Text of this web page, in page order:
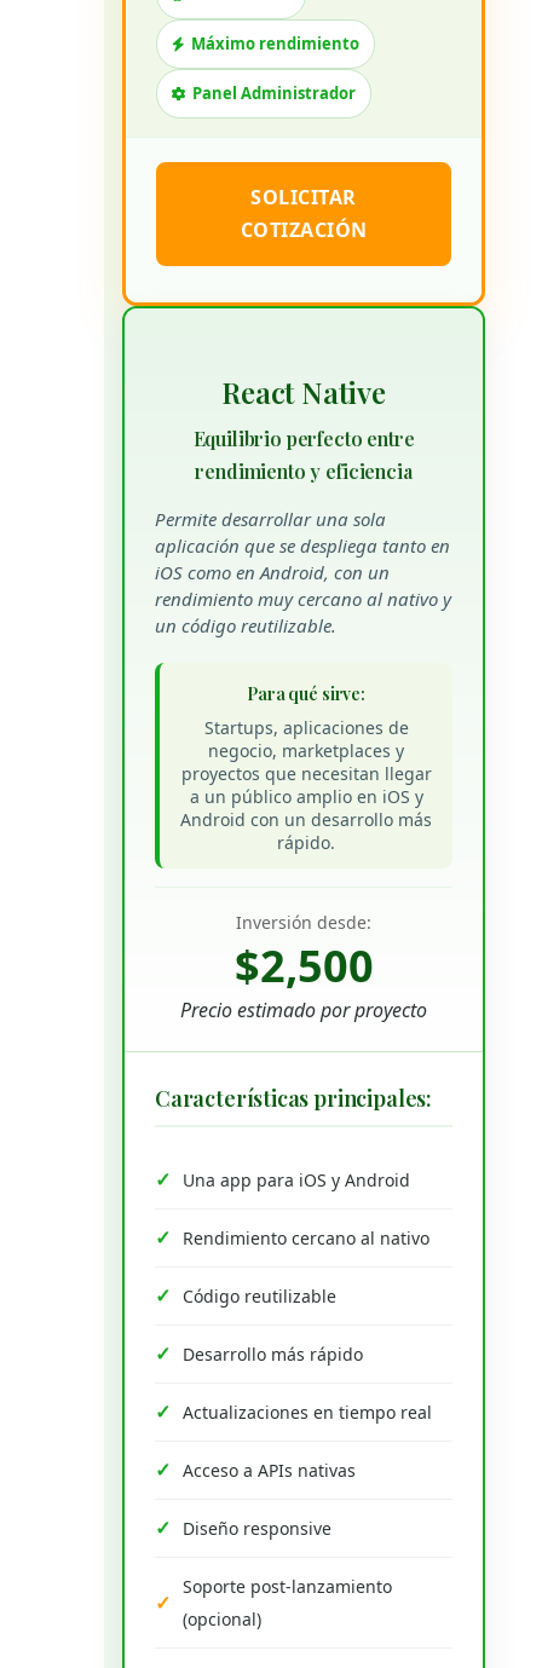
Máximo rendimiento
Panel Administrador
SOLICITAR
COTIZACIÓN
React Native
Equilibrio perfecto entre
rendimiento y eficiencia
Permite desarrollar una sola
aplicación que se despliega tanto en
iOS como en Android, con un
rendimiento muy cercano al nativo y
un código reutilizable.
Para qué sirve:
Startups, aplicaciones de
negocio, marketplaces y
proyectos que necesitan llegar
a un público amplio en iOS y
Android con un desarrollo más
rápido.
Inversión desde:
$2,500
Precio estimado por proyecto
Características principales:
Una app para iOS y Android
Rendimiento cercano al nativo
Código reutilizable
Desarrollo más rápido
Actualizaciones en tiempo real
Acceso a APIs nativas
Diseño responsive
Soporte post-lanzamiento
(opcional)